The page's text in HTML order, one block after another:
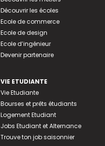
Découvrir les écoles
Ecole de commerce
Ecole de design
Ecole d’ingénieur
Devenir partenaire
VIE ETUDIANTE
Vie Etudiante
Bourses et prêts étudiants
Logement Etudiant
Jobs Etudiant et Alternance
Trouve ton job saisonnier